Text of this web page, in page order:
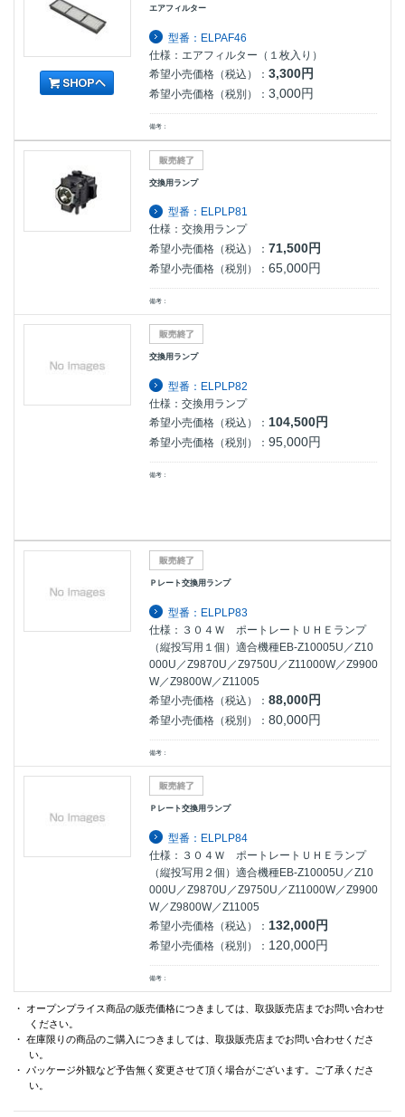
エアフィルター
型番：ELPAF46
仕様：エアフィルター（１枚入り）
希望小売価格（税込）： 3,300円
希望小売価格（税別）： 3,000円
備考：
交換用ランプ
型番：ELPLP81
仕様：交換用ランプ
希望小売価格（税込）：71,500円
希望小売価格（税別）：65,000円
備考：
交換用ランプ
型番：ELPLP82
仕様：交換用ランプ
希望小売価格（税込）： 104,500円
希望小売価格（税別）： 95,000円
備考：
Ｐレート交換用ランプ
型番：ELPLP83
仕様：３０４Ｗ ポートレートＵＨＥランプ
（縦投写用１個）適合機種EB-Z10005U／Z10
000U／Z9870U／Z9750U／Z11000W／Z9900
W／Z9800W／Z11005
希望小売価格（税込）：88,000円
希望小売価格（税別）：80,000円
備考：
Ｐレート交換用ランプ
型番：ELPLP84
仕様：３０４Ｗ ポートレートＵＨＥランプ
（縦投写用２個）適合機種EB-Z10005U／Z10
000U／Z9870U／Z9750U／Z11000W／Z9900
W／Z9800W／Z11005
希望小売価格（税込）：132,000円
希望小売価格（税別）： 120,000円
備考：
・ オープンプライス商品の販売価格につきましては、取扱販売店までお問い合わせ
ください。
・ 在庫限りの商品のご購入につきましては、取扱販売店までお問い合わせくださ
い。
・ パッケージ外観など予告無く変更させて頂く場合がございます。ご了承くださ
い。